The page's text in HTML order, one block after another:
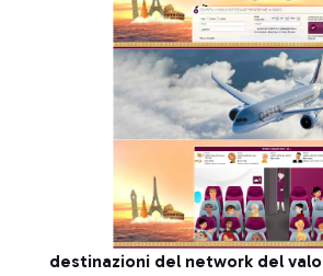
destinazioni del network del